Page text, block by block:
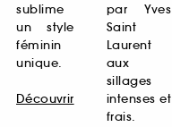
sublime
un style
féminin
unique.
Découvrir
par Yves
Saint
Laurent
aux
sillages
intenses et
frais.